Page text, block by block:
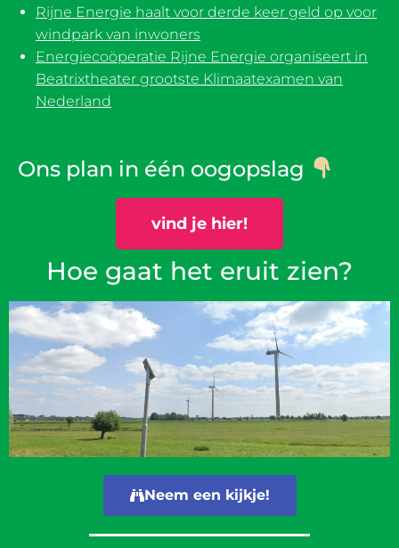
Rijne Energie haalt voor derde keer geld op voor
windpark van inwoners
Energiecoöperatie Rijne Energie organiseert in
Beatrixtheater grootste Klimaatexamen van
Nederland
Ons plan in één oogopslag
vind je hier!
Hoe gaat het eruit zien?
Neem een kijkje!